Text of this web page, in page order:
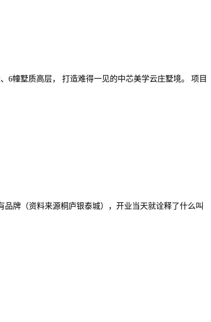
6幢墅质高层， 打造难得一见的中芯美学云庄墅境。 项目
牌（资料来源桐庐银泰城），开业当天就诠释了什么叫